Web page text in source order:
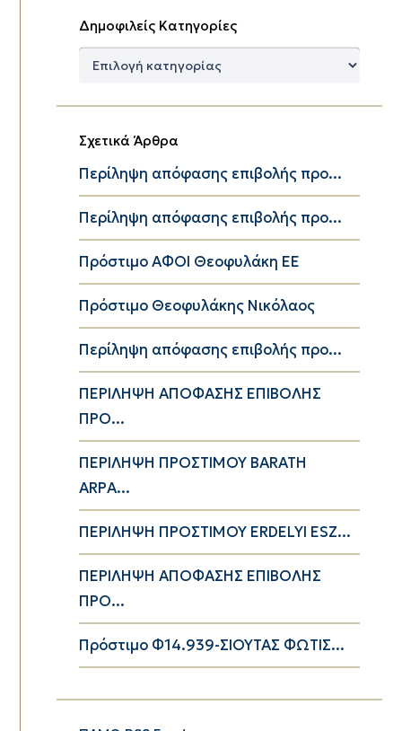
Δημοφιλείς Κατηγορίες
Δημοφιλείς
Σχετικά Άρθρα
Περίληψη απόφασης επιβολής προ...
Περίληψη απόφασης επιβολής προ...
Πρόστιμο ΑΦΟΙ Θεοφυλάκη ΕΕ
Πρόστιμο Θεοφυλάκης Νικόλαος
Περίληψη απόφασης επιβολής προ...
ΠΕΡΙΛΗΨΗ ΑΠΟΦΑΣΗΣ ΕΠΙΒΟΛΗΣ
ΠΡΟ...
ΠΕΡΙΛΗΨΗ ΠΡΟΣΤΙΜΟΥ BARATH
ARPA...
ΠΕΡΙΛΗΨΗ ΠΡΟΣΤΙΜΟΥ ERDELYI ESZ...
ΠΕΡΙΛΗΨΗ ΑΠΟΦΑΣΗΣ ΕΠΙΒΟΛΗΣ
ΠΡΟ...
Πρόστιμο Φ14.939-ΣΙΟΥΤΑΣ ΦΩΤΙΣ...